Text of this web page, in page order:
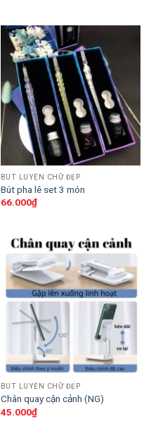
BÚT LUYỆN CHỮ ĐẸP
Bút pha lê set 3 món
66.000₫
BÚT LUYỆN CHỮ ĐẸP
Chân quay cận cảnh (NG)
45.000₫